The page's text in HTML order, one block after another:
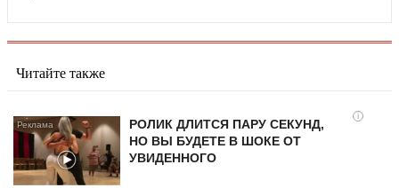
Читайте также
i
РОЛИК ДЛИТСЯ ПАРУ СЕКУНД,
НО ВЫ БУДЕТЕ В ШОКЕ ОТ
УВИДЕННОГО